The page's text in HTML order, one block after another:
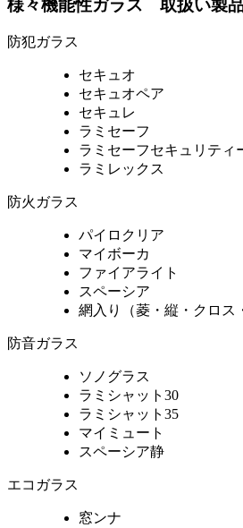
様々機能性ガラス 取扱い製
防犯ガラス
セキュオ
セキュオペア
セキュレ
ラミセーフ
ラミセーフセキュリティ
ラミレックス
防火ガラス
パイロクリア
マイボーカ
ファイアライト
スペーシア
網入り（菱・縦・クロス
防音ガラス
ソノグラス
ラミシャット30
ラミシャット35
マイミュート
スペーシア静
エコガラス
窓ンナ